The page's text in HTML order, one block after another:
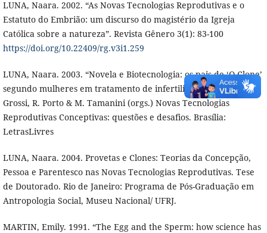
LUNA, Naara. 2002. “As Novas Tecnologias Reprodutivas e o
Estatuto do Embrião: um discurso do magistério da Igreja
Católica sobre a natureza”. Revista Gênero 3(1): 83-100
https://doi.org/10.22409/rg.v3i1.259
LUNA, Naara. 2003. “Novela e Biotecnologia: os pais de ‘O Clone’
segundo mulheres em tratamento de infertilidade”. In : M.
Grossi, R. Porto & M. Tamanini (orgs.) Novas Tecnologias
Reprodutivas Conceptivas: questões e desafios. Brasília:
LetrasLivres
LUNA, Naara. 2004. Provetas e Clones: Teorias da Concepção,
Pessoa e Parentesco nas Novas Tecnologias Reprodutivas. Tese
de Doutorado. Rio de Janeiro: Programa de Pós-Graduação em
Antropologia Social, Museu Nacional/ UFRJ.
MARTIN, Emily. 1991. “The Egg and the Sperm: how science has